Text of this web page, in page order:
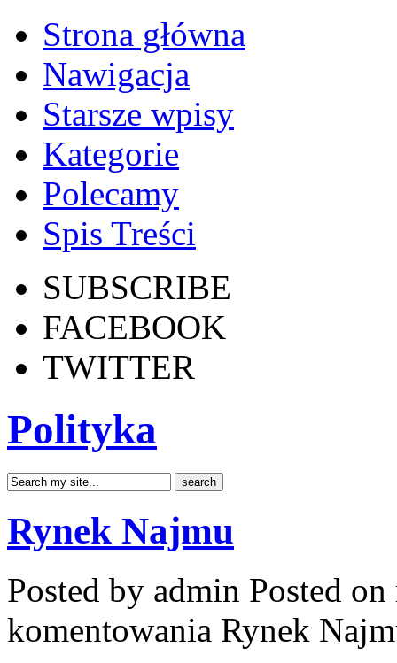
Strona główna
Nawigacja
Starsze wpisy
Kategorie
Polecamy
Spis Treści
SUBSCRIBE
FACEBOOK
TWITTER
Polityka
Rynek Najmu
Posted by admin Posted
komentowania Rynek